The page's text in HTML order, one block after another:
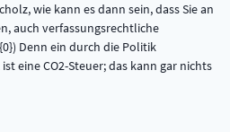
wie kann es dann sein, dass Sie an
auch verfassungsrechtliche
Denn ein durch die Politik
eine CO2-Steuer; das kann gar nichts